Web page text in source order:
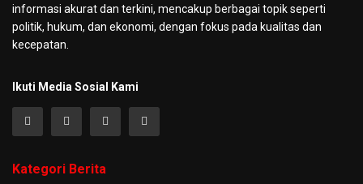
informasi akurat dan terkini, mencakup berbagai topik seperti
politik, hukum, dan ekonomi, dengan fokus pada kualitas dan
kecepatan.
Ikuti Media Sosial Kami
Kategori Berita